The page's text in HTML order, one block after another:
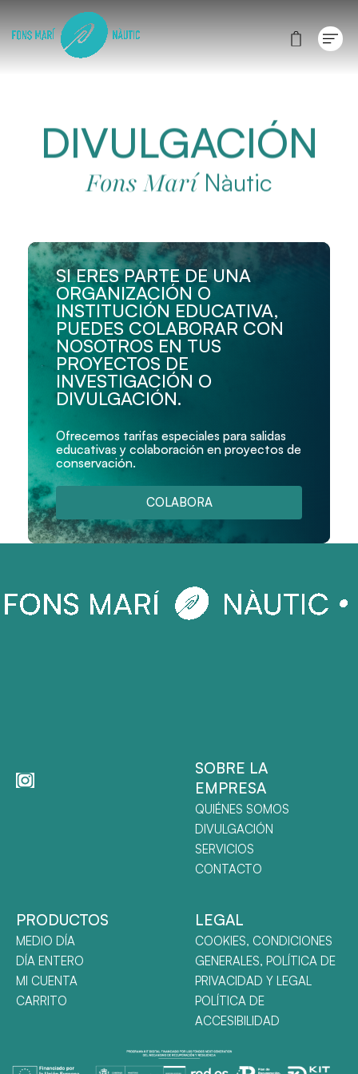
DIVULGACIÓN
Fons MaríNàutic
SI ERES PARTE DE UNA
ORGANIZACIÓN O
INSTITUCIÓN EDUCATIVA,
PUEDES COLABORAR CON
NOSOTROS EN TUS
PROYECTOS DE
INVESTIGACIÓN O
DIVULGACIÓN.
Ofrecemos tarifas especiales para salidas
educativas y colaboración en proyectos de
conservación.
COLABORA
SOBRE LA
EMPRESA
QUIÉNES SOMOS
DIVULGACIÓN
SERVICIOS
CONTACTO
PRODUCTOS
MEDIO DÍA
DÍA ENTERO
MI CUENTA
CARRITO
LEGAL
COOKIES, CONDICIONES
GENERALES, POLÍTICA DE
PRIVACIDAD Y LEGAL
POLÍTICA DE
ACCESIBILIDAD